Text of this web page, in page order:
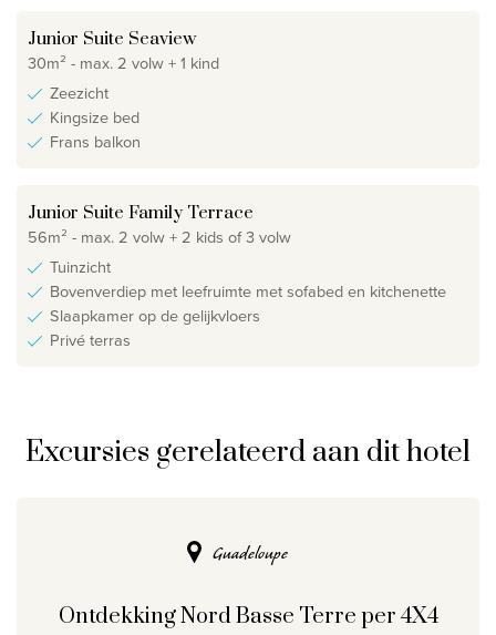
Junior Suite Seaview
30m² - max. 2 volw + 1 kind
Zeezicht
Kingsize bed
Frans balkon
Junior Suite Family Terrace
56m² - max. 2 volw + 2 kids of 3 volw
Tuinzicht
Bovenverdiep met leefruimte met sofabed en kitchenette
Slaapkamer op de gelijkvloers
Privé terras
Excursies gerelateerd aan dit hotel
Guadeloupe
Ontdekking Nord Basse Terre per 4X4